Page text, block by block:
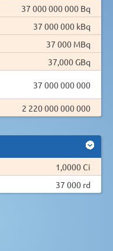
37 000 000 000 Bq
37 000 000 kBq
37 000 MBq
37,000 GBq
37 000 000 000
2 220 000 000 000
1,0000 Ci
37 000 rd